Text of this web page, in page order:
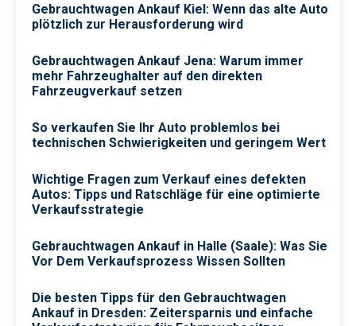
Gebrauchtwagen Ankauf Kiel: Wenn das alte Auto
plötzlich zur Herausforderung wird
Gebrauchtwagen Ankauf Jena: Warum immer
mehr Fahrzeughalter auf den direkten
Fahrzeugverkauf setzen
So verkaufen Sie Ihr Auto problemlos bei
technischen Schwierigkeiten und geringem Wert
Wichtige Fragen zum Verkauf eines defekten
Autos: Tipps und Ratschläge für eine optimierte
Verkaufsstrategie
Gebrauchtwagen Ankauf in Halle (Saale): Was Sie
Vor Dem Verkaufsprozess Wissen Sollten
Die besten Tipps für den Gebrauchtwagen
Ankauf in Dresden: Zeitersparnis und einfache